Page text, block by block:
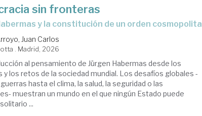
sin fronteras
y la constitución de un orden cosmopolita
Juan Carlos
. Madrid, 2026
al pensamiento de Jürgen Habermas desde los
y los retos de la sociedad mundial. Los desafíos globales -
hasta el clima, la salud, la seguridad o las
muestran un mundo en el que ningún Estado puede
...